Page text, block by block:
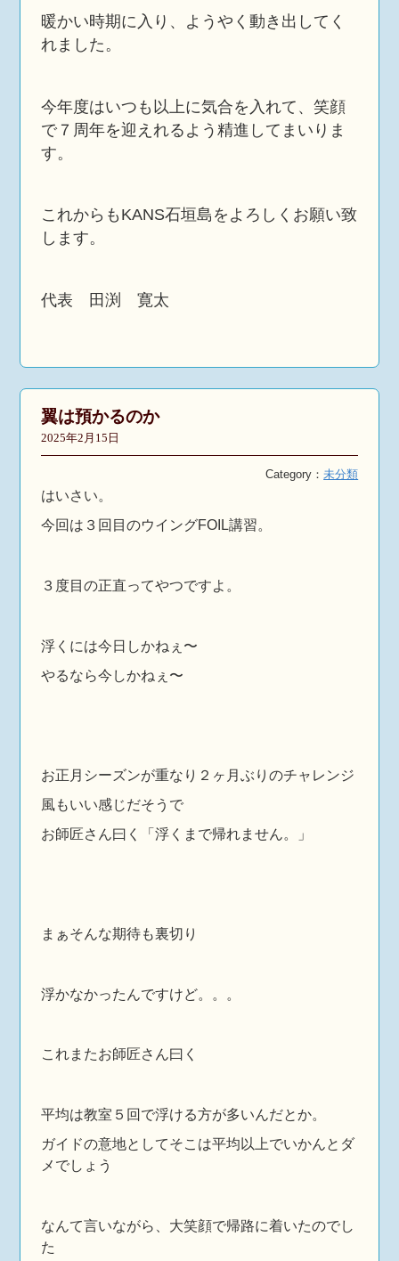
暖かい時期に入り、ようやく動き出してく
れました。
今年度はいつも以上に気合を入れて、笑顔
で７周年を迎えれるよう精進してまいりま
す。
これからもKANS石垣島をよろしくお願い致
します。
代表 田渕 寛太
翼は預かるのか
2025年2月15日
Category：未分類
はいさい。
今回は３回目のウイングFOIL講習。
３度目の正直ってやつですよ。
浮くには今日しかねぇ〜
やるなら今しかねぇ〜
お正月シーズンが重なり２ヶ月ぶりのチャレンジ
風もいい感じだそうで
お師匠さん曰く「浮くまで帰れません。」
まぁそんな期待も裏切り
浮かなかったんですけど。。。
これまたお師匠さん曰く
平均は教室５回で浮ける方が多いんだとか。
ガイドの意地としてそこは平均以上でいかんとダ
メでしょう
なんて言いながら、大笑顔で帰路に着いたのでし
た